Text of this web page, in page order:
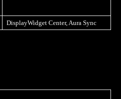
DisplayWidget Center, Aura Sync